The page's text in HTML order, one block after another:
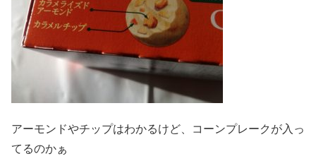
アーモンドやチップはわかるけど、コーンプレークが入っ
てるのかぁ